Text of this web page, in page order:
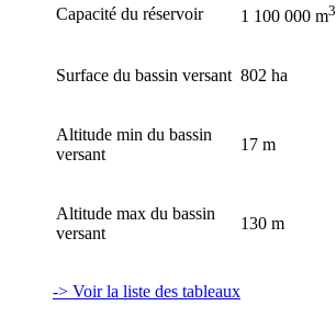
Capacité du réservoir 1 100 000 m3
Surface du bassin versant 802 ha
Altitude min du bassin
versant
17 m
Altitude max du bassin
versant
130 m
-> Voir la liste des tableaux